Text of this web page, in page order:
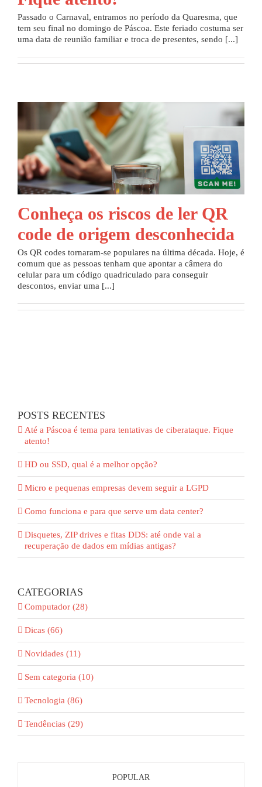
Parceria
Blog
Contato
Passado o Carnaval, entramos no período da Quaresma, que
tem seu final no domingo de Páscoa. Este feriado costuma ser
uma data de reunião familiar e troca de presentes, sendo [...]
Conheça os riscos de ler QR
code de origem desconhecida
Os QR codes tornaram-se populares na última década. Hoje, é
comum que as pessoas tenham que apontar a câmera do
celular para um código quadriculado para conseguir
descontos, enviar uma [...]
POSTS RECENTES
Até a Páscoa é tema para tentativas de ciberataque. Fique
atento!
HD ou SSD, qual é a melhor opção?
Micro e pequenas empresas devem seguir a LGPD
Como funciona e para que serve um data center?
Disquetes, ZIP drives e fitas DDS: até onde vai a
recuperação de dados em mídias antigas?
CATEGORIAS
Computador (28)
Dicas (66)
Novidades (11)
Sem categoria (10)
Tecnologia (86)
Tendências (29)
POPULAR